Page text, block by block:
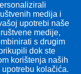
nas!
medija i
upotrebi naše
medije,
s drugim
dok ste
korištenja naših
kolačića.